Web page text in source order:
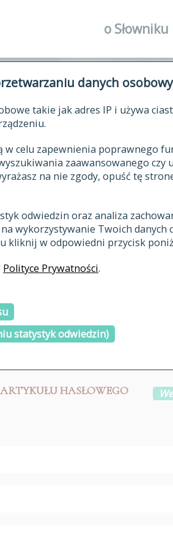
danych
takie jak adres IP i używa
w celu zapewnienia poprawnego
zaawansowanego czy
na nie zgody, opuść tę
odwiedzin oraz analiza
wykorzystywanie Twoich danych
kliknij w odpowiedni przycisk
Polityce Prywatności.
statystyk odwiedzin)
o Słowniku
historia
publikacje
autorzy
zasady
najnowsze
ostatnio
M
HASŁOWEGO